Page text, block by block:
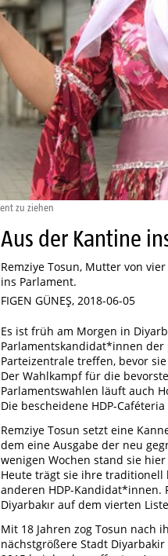
zu ziehen
Aus der Kantine
Remziye Tosun, Mutter von
ins Parlament.
FIGEN GÜNEŞ, 2018-06-05
Es ist früh am Morgen in
Parlamentskandidat*innen der
Parteizentrale treffen, bevor
Der Wahlkampf für die
Parlamentswahlen läuft auch
Die bescheidene HDP-
Remziye Tosun setzt eine
dem eine Ausgabe der neu
wenigen Wochen stand sie
Heute trägt sie ihre
anderen HDP-Kandidat*innen.
Diyarbakır auf dem vierten
Mit 18 Jahren zog Tosun nach
nächstgrößere Stadt